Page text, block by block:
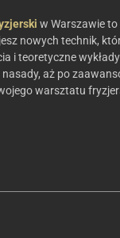
w Warszawie to
nowych technik,
i teoretyczne wykłady
aż po
warsztatu